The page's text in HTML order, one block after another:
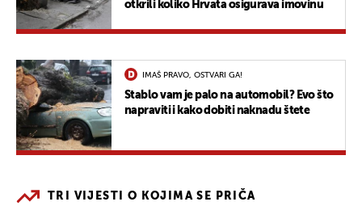
otkrili koliko Hrvata osigurava imovinu
IMAŠ PRAVO, OSTVARI GA!
Stablo vam je palo na automobil? Evo što
napraviti i kako dobiti naknadu štete
TRI VIJESTI O KOJIMA SE PRIČA